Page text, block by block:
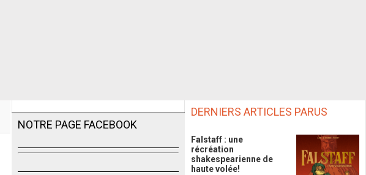
NOTRE PAGE FACEBOOK
DERNIERS ARTICLES PARUS
Falstaff : une
récréation
shakespearienne de
haute volée!